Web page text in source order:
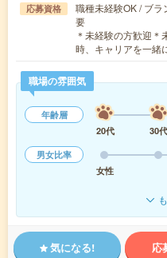
応募資格
職種未経験OK / ブラ
要
＊未経験の方歓迎
時、キャリアを一緒
職場の雰囲気
年齢層
20代
30代
男女比率
女性
気になる! 応